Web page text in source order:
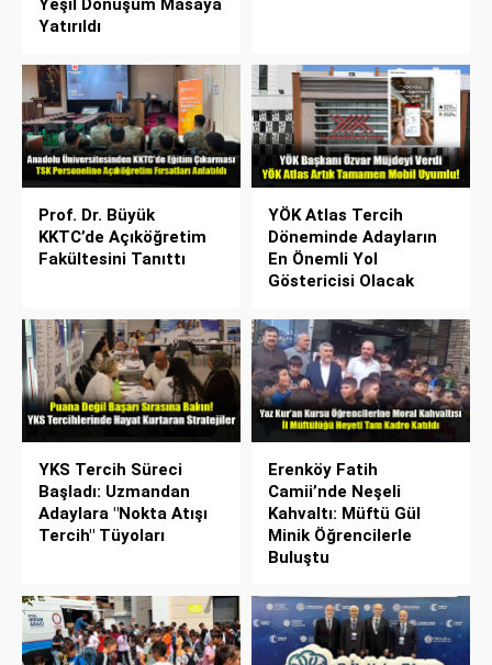
Yeşil Dönüşüm Masaya
Yatırıldı
Prof. Dr. Büyük
KKTC’de Açıköğretim
Fakültesini Tanıttı
YÖK Atlas Tercih
Döneminde Adayların
En Önemli Yol
Göstericisi Olacak
YKS Tercih Süreci
Başladı: Uzmandan
Adaylara "Nokta Atışı
Tercih" Tüyoları
Erenköy Fatih
Camii’nde Neşeli
Kahvaltı: Müftü Gül
Minik Öğrencilerle
Buluştu